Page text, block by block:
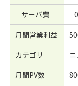
サーバ費
月間営業利益
カテゴリ
ニ
月間PV数